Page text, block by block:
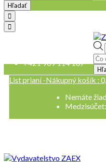
Hľadať
+421 909 114 107
Nákupný košík :
Nemáte
Medzisúčet:
List prianí -